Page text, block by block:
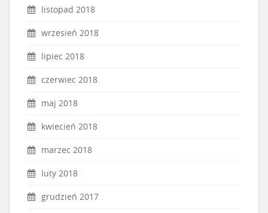
listopad 2018
wrzesień 2018
lipiec 2018
czerwiec 2018
maj 2018
kwiecień 2018
marzec 2018
luty 2018
grudzień 2017